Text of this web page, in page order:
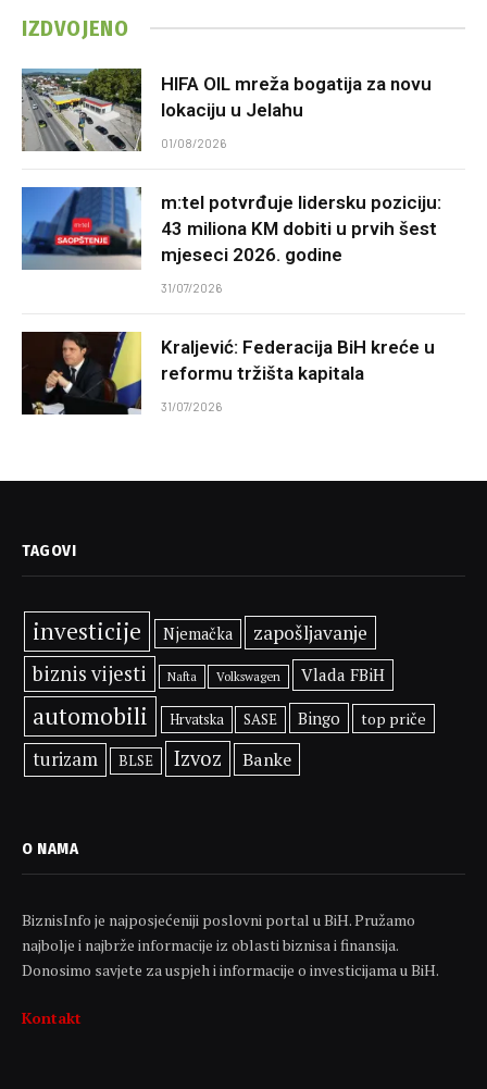
IZDVOJENO
HIFA OIL mreža bogatija za novu
lokaciju u Jelahu
01/08/2026
m:tel potvrđuje lidersku poziciju:
43 miliona KM dobiti u prvih šest
mjeseci 2026. godine
31/07/2026
Kraljević: Federacija BiH kreće u
reformu tržišta kapitala
31/07/2026
TAGOVI
investicije Njemačka zapošljavanje
biznis vijesti Nafta Volkswagen Vlada FBiH
automobili Hrvatska SASE Bingo top priče
turizam BLSE Izvoz Banke
O NAMA
BiznisInfo je najposjećeniji poslovni portal u BiH. Pružamo
najbolje i najbrže informacije iz oblasti biznisa i finansija.
Donosimo savjete za uspjeh i informacije o investicijama u BiH.
Kontakt